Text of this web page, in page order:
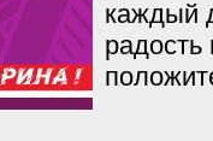
каждый
радость